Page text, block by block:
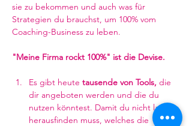
sie zu bekommen und auch was für
Strategien du brauchst, um 100% vom
Coaching-Business zu leben.
"Meine Firma rockt 100%" ist die Devise.
Es gibt heute tausende von Tools, die
dir angeboten werden und die du
nutzen könntest. Damit du nicht lange
herausfinden muss, welches die